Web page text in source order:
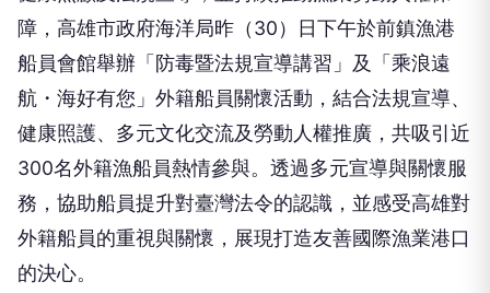
障，高雄市政府海洋局昨（30）日下午於前鎮漁港
船員會館舉辦「防毒暨法規宣導講習」及「乘浪遠
航・海好有您」外籍船員關懷活動，結合法規宣導、
健康照護、多元文化交流及勞動人權推廣，共吸引近
300名外籍漁船員熱情參與。透過多元宣導與關懷服
務，協助船員提升對臺灣法令的認識，並感受高雄對
外籍船員的重視與關懷，展現打造友善國際漁業港口
的決心。